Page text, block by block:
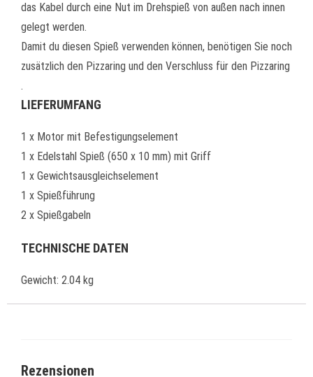
das Kabel durch eine Nut im Drehspieß von außen nach innen
gelegt werden.
Damit du diesen Spieß verwenden können, benötigen Sie noch
zusätzlich den Pizzaring und den Verschluss für den Pizzaring
.
LIEFERUMFANG
1 x Motor mit Befestigungselement
1 x Edelstahl Spieß (650 x 10 mm) mit Griff
1 x Gewichtsausgleichselement
1 x Spießführung
2 x Spießgabeln
TECHNISCHE DATEN
Gewicht: 2.04 kg
Rezensionen